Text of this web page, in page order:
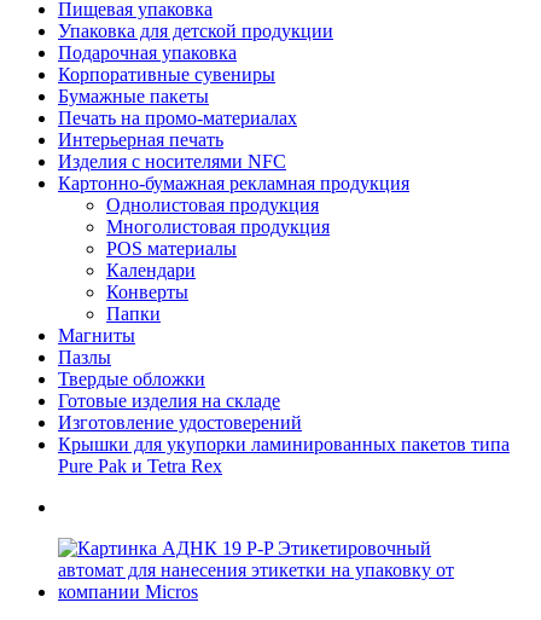
Пищевая упаковка
Упаковка для детской продукции
Подарочная упаковка
Корпоративные сувениры
Бумажные пакеты
Печать на промо-материалах
Интерьерная печать
Изделия с носителями NFC
Картонно-бумажная рекламная продукция
Однолистовая продукция
Многолистовая продукция
POS материалы
Календари
Конверты
Папки
Магниты
Пазлы
Твердые обложки
Готовые изделия на складе
Изготовление удостоверений
Крышки для укупорки ламинированных пакетов типа
Pure Pak и Tetra Rex